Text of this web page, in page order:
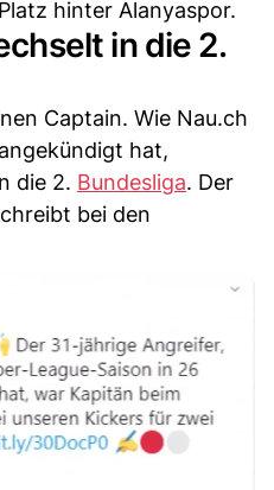
hinter Alanyaspor.
in die 2.
Captain. Wie Nau.ch
hat,
die 2. Bundesliga. Der
bei den